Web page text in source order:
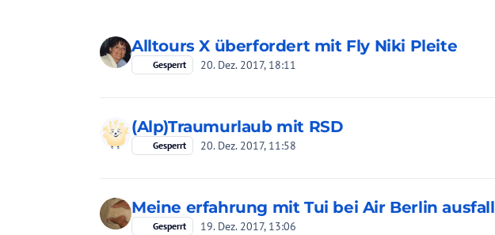
Alltours X überfordert mit Fly Niki Pleite
Gesperrt 20. Dez. 2017, 18:11
(Alp)Traumurlaub mit RSD
Gesperrt 20. Dez. 2017, 11:58
Meine erfahrung mit Tui bei Air Berlin ausfall
Gesperrt 19. Dez. 2017, 13:06